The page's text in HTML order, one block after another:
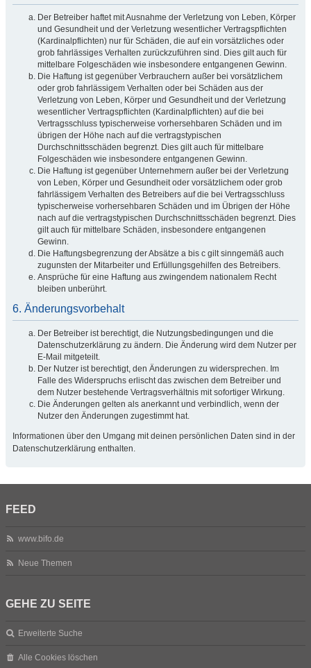
Der Betreiber haftet mit Ausnahme der Verletzung von Leben, Körper
und Gesundheit und der Verletzung wesentlicher Vertragspflichten
(Kardinalpflichten) nur für Schäden, die auf ein vorsätzliches oder
grob fahrlässiges Verhalten zurückzuführen sind. Dies gilt auch für
mittelbare Folgeschäden wie insbesondere entgangenen Gewinn.
Die Haftung ist gegenüber Verbrauchern außer bei vorsätzlichem
oder grob fahrlässigem Verhalten oder bei Schäden aus der
Verletzung von Leben, Körper und Gesundheit und der Verletzung
wesentlicher Vertragspflichten (Kardinalpflichten) auf die bei
Vertragsschluss typischerweise vorhersehbaren Schäden und im
übrigen der Höhe nach auf die vertragstypischen
Durchschnittsschäden begrenzt. Dies gilt auch für mittelbare
Folgeschäden wie insbesondere entgangenen Gewinn.
Die Haftung ist gegenüber Unternehmern außer bei der Verletzung
von Leben, Körper und Gesundheit oder vorsätzlichem oder grob
fahrlässigem Verhalten des Betreibers auf die bei Vertragsschluss
typischerweise vorhersehbaren Schäden und im Übrigen der Höhe
nach auf die vertragstypischen Durchschnittsschäden begrenzt. Dies
gilt auch für mittelbare Schäden, insbesondere entgangenen
Gewinn.
Die Haftungsbegrenzung der Absätze a bis c gilt sinngemäß auch
zugunsten der Mitarbeiter und Erfüllungsgehilfen des Betreibers.
Ansprüche für eine Haftung aus zwingendem nationalem Recht
bleiben unberührt.
6. Änderungsvorbehalt
Der Betreiber ist berechtigt, die Nutzungsbedingungen und die
Datenschutzerklärung zu ändern. Die Änderung wird dem Nutzer per
E-Mail mitgeteilt.
Der Nutzer ist berechtigt, den Änderungen zu widersprechen. Im
Falle des Widerspruchs erlischt das zwischen dem Betreiber und
dem Nutzer bestehende Vertragsverhältnis mit sofortiger Wirkung.
Die Änderungen gelten als anerkannt und verbindlich, wenn der
Nutzer den Änderungen zugestimmt hat.
Informationen über den Umgang mit deinen persönlichen Daten sind in der
Datenschutzerklärung enthalten.
FEED
www.bifo.de
Neue Themen
GEHE ZU SEITE
Erweiterte Suche
Alle Cookies löschen